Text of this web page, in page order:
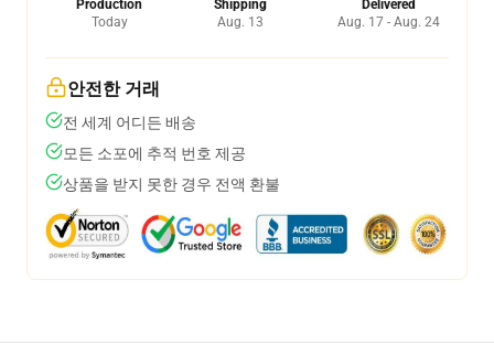
Production
Today
Shipping
Aug. 13
Delivered
Aug. 17 - Aug. 24
안전한 거래
전 세계 어디든 배송
모든 소포에 추적 번호 제공
상품을 받지 못한 경우 전액 환불